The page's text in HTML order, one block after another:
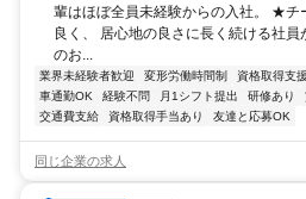
輩はほぼ全員未経験からの入社。 ★チ
良く、 居心地の良さに長く続ける社
のお...
業界未経験者歓迎 変形労働時間制 資格取得支
車通勤OK
経験不問 月1シフト提出 研修あり
交通費支給
資格取得手当あり 友達と応募OK
同じ企業の求人